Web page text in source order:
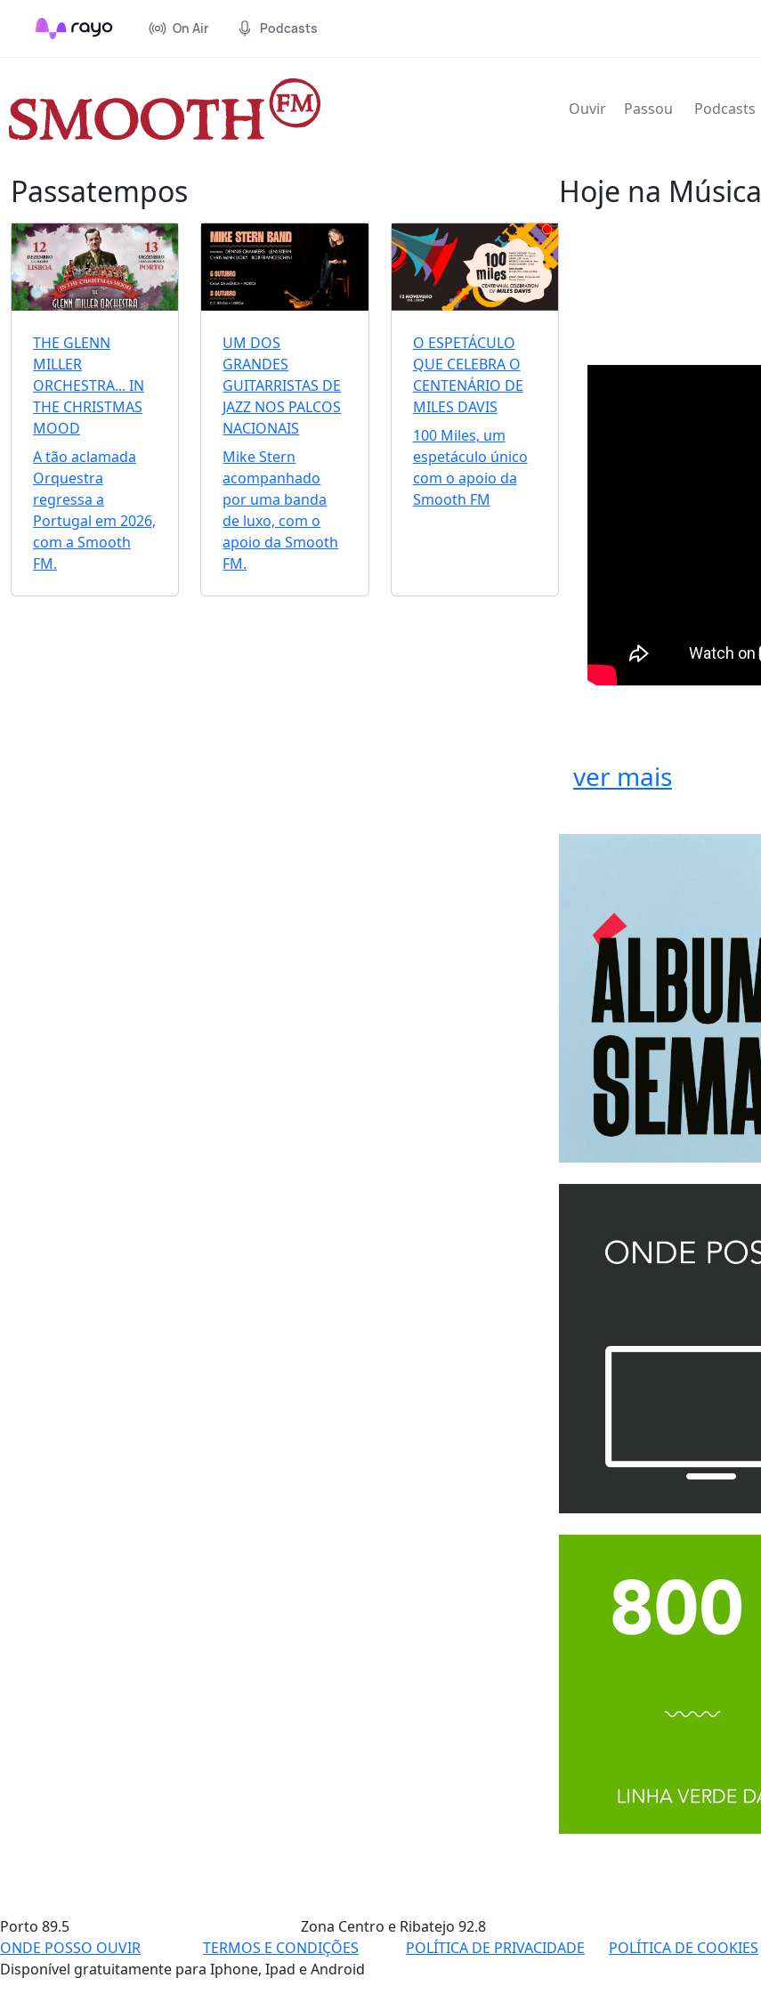
On Air Podcasts
Ouvir Passou Podcasts
Passatempos
THE GLENN
MILLER
ORCHESTRA... IN
THE CHRISTMAS
MOOD
A tão aclamada
Orquestra
regressa a
Portugal em 2026,
com a Smooth
FM.
UM DOS
GRANDES
GUITARRISTAS DE
JAZZ NOS PALCOS
NACIONAIS
Mike Stern
acompanhado
por uma banda
de luxo, com o
apoio da Smooth
FM.
O ESPETÁCULO
QUE CELEBRA O
CENTENÁRIO DE
MILES DAVIS
100 Miles, um
espetáculo único
com o apoio da
Smooth FM
Hoje na Música
ver mais
Porto 89.5 Zona Centro e Ribatejo 92.8
ONDE POSSO OUVIR
TERMOS E CONDIÇÕES POLÍTICA DE PRIVACIDADE POLÍTICA DE COOKIES
Disponível gratuitamente para Iphone, Ipad e Android